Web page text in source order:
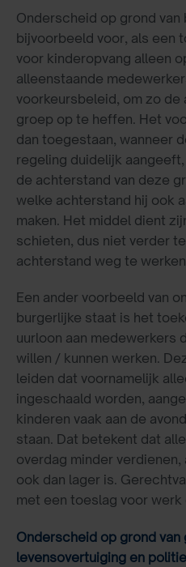
Onderscheid op grond
bijvoorbeeld voor, als een
voor kinderopvang alleen
alleenstaande
voorkeursbeleid, om zo de
groep op te heffen. Het
dan toegestaan, wanneer
regeling duidelijk
de achterstand van deze
welke achterstand hij ook
maken. Het middel dient
schieten, dus niet verder
achterstand weg te
Een ander voorbeeld van
burgerlijke staat is het
uurloon aan medewerkers
willen / kunnen werken.
leiden dat voornamelijk
ingeschaald worden,
kinderen vaak aan de
staan. Dat betekent dat
overdag minder verdienen,
ook dan lager is.
met een toeslag voor werk
Onderscheid op grond
levensovertuiging en